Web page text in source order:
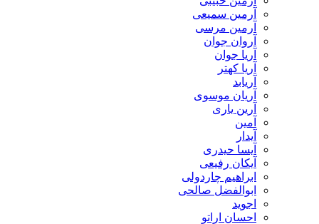
آرمین سمیعی
آرمین مرسی
آروان جوان
آریا جوان
آریا کهتر
آریابد
آریان موسوی
آرین یاری
آمین
آیدار
آیسا حیدری
آیکان رفیعی
ابراهیم چاردولی
ابوالفضل صالحی
اجوید
احسان اراتو